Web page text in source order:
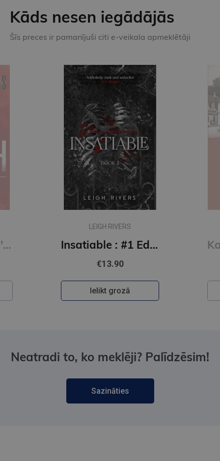
Kāds nesen iegādājās
Šīs preces ir pamanījuši citi e-veikala apmeklētāji
Kill Switch: Devil's Night #3
LEIGH RIVERS
Insatiable : #1 Edge of Darkness series : delux paperback featuring exclusive character artwork
€13.90
Ielikt grozā
Neatradi to, ko meklēji? Palīdzēsim!
Sazināties